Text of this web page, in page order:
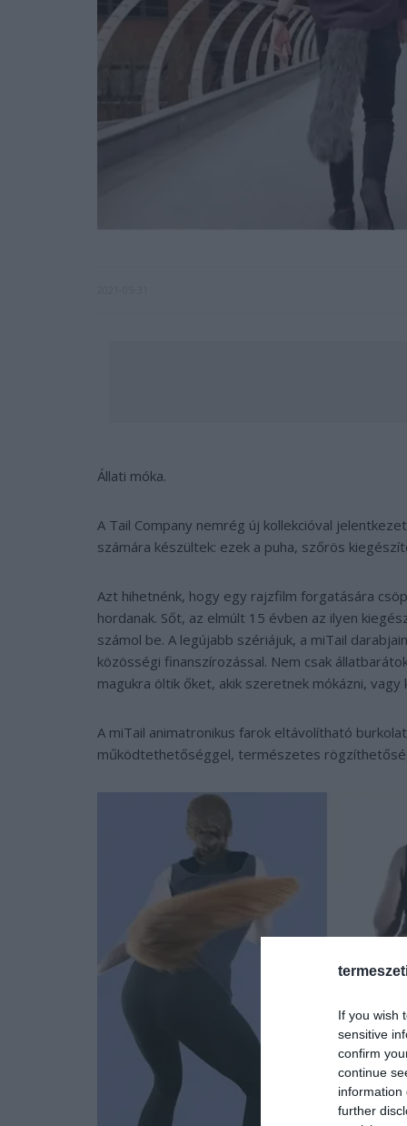
If you wish
sensitive
confirm
continue
information
further
Állati móka.
A Tail Company nemrég új kollekcióval
számára készültek: ezek a puha, szőrös
Azt hihetnénk, hogy egy rajzfilm forgatására
hordanak. Sőt, az elmúlt 15 évben az ilyen
számol be. A legújabb szériájuk, a miTail
közösségi finanszírozással. Nem csak
magukra öltik őket, akik szeretnek mókázni, vagy
A miTail animatronikus farok eltávolítható
működtethetőséggel, természetes